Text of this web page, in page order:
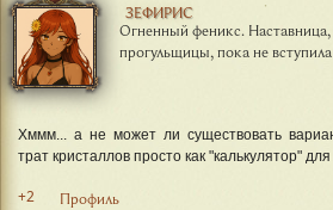
ЗЕФИРИС
Огненный феникс. Наставница,
прогульщицы, пока не
Хммм... а не может ли существовать
трат кристаллов просто как "калькулятор"
+2 Профиль